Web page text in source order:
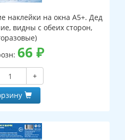
наклейки на окна А5+. Дед
видны с обеих сторон,
66 ₽
+